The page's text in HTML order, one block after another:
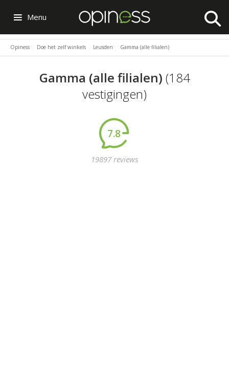
Menu
Opiness Doe het zelf winkels Leusden Gamma (alle filialen)
Gamma (alle filialen) (184
vestigingen)
7.8
19897 reviews